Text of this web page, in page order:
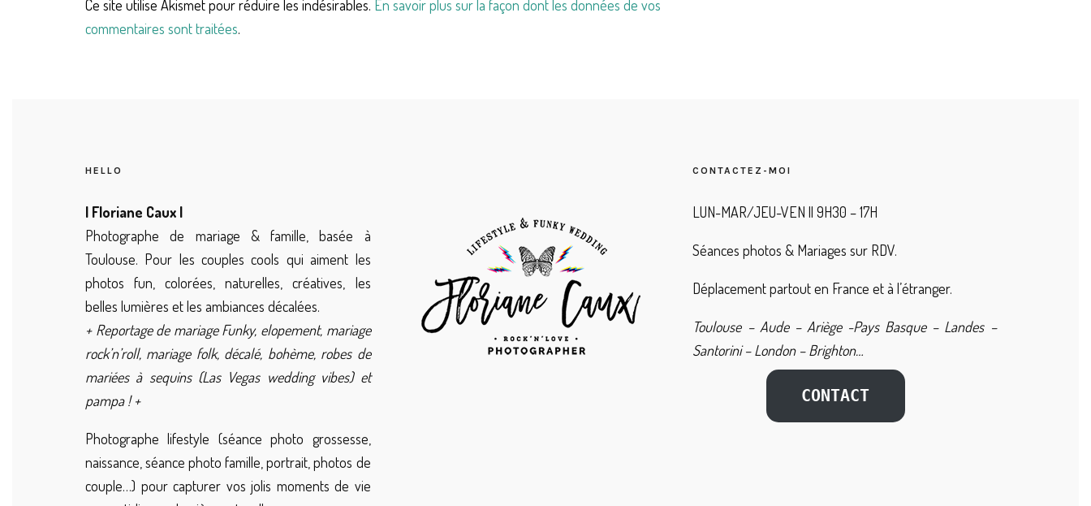
Ce site utilise Akismet pour réduire les indésirables. En savoir plus sur la façon dont les données de vos
commentaires sont traitées.
HELLO
| Floriane Caux |
Photographe de mariage & famille, basée à
Toulouse. Pour les couples cools qui aiment les
photos fun, colorées, naturelles, créatives, les
belles lumières et les ambiances décalées.
+ Reportage de mariage Funky, elopement, mariage
rock’n’roll, mariage folk, décalé, bohème, robes de
mariées à sequins (Las Vegas wedding vibes) et
pampa ! +
Photographe lifestyle (séance photo grossesse,
naissance, séance photo famille, portrait, photos de
couple…) pour capturer vos jolis moments de vie
CONTACTEZ-MOI
LUN-MAR/JEU-VEN || 9H30 – 17H
Séances photos & Mariages sur RDV.
Déplacement partout en France et à l’étranger.
Toulouse – Aude – Ariège -Pays Basque – Landes –
Santorini – London – Brighton…
CONTACT